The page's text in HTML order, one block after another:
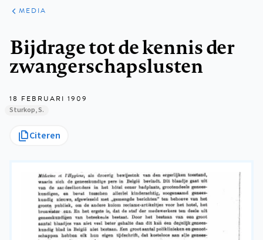
ARTIKELEN
VARIA
MEDIA
Bijdrage tot de kennis der
zwangerschapslusten
18 FEBRUARI 1909
Sturkop, S.
Citeren